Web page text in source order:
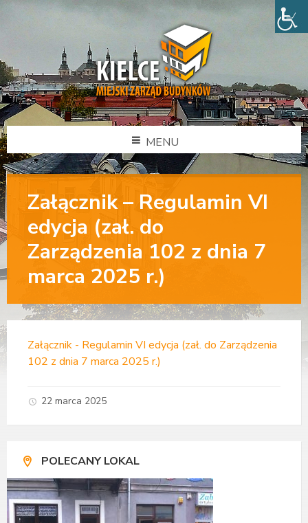
MENU
Załącznik – Regulamin VI
edycja (zał. do
Zarządzenia 102 z dnia 7
marca 2025 r.)
Załącznik - Regulamin VI edycja (zał. do Zarządzenia
102 z dnia 7 marca 2025 r.)
22 marca 2025
POLECANY LOKAL